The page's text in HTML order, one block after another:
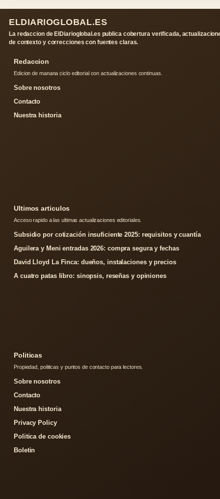
ELDIARIOGLOBAL.ES
La redaccion de ElDiarioglobal.es publica cobertura verificada,
de contexto y correcciones con fuentes claras.
Redaccion
Edicion de manana ciclo editorial con actualizaciones continuas.
Sobre nosotros
Contacto
Nuestra historia
Ultimos articulos
Acceso rapido a las ultimas actualizaciones editoriales.
Subsidio por cotización insuficiente 2025: requisitos y cuantía
Aguilera y Meni entradas 2026: compra segura y fechas
David Lloyd La Finca: dueños, instalaciones y precios
A cuatro patas libro: sinopsis, reseñas y opiniones
Politicas
Propiedad, politicas y puntos de contacto para lectores.
Sobre nosotros
Contacto
Nuestra historia
Privacy Policy
Politica de cookies
Boletin